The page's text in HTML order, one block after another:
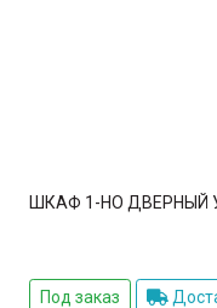
ШКАФ 1-НО ДВЕРНЫЙ
Под заказ